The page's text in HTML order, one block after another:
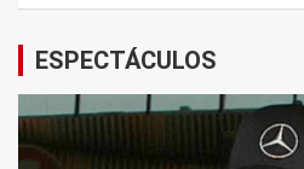
ESPECTÁCULOS